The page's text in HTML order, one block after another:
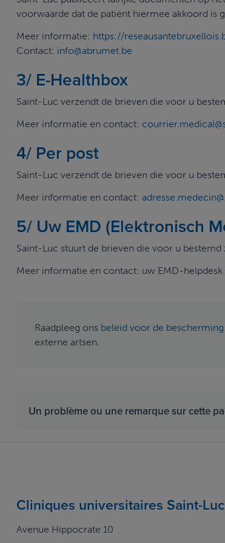
voorwaarde dat de patiënt hiermee akkoord is
Meer informatie: https://
Contact: info@abrumet.be
3/ E-Healthbox
Saint-Luc verzendt de brieven die voor u
Meer informatie en contact: courrier.medical
4/ Per post
Saint-Luc verzendt de brieven die voor u
Meer informatie en contact: adresse.medecin
5/ Uw EMD (Elektronisch
Saint-Luc stuurt de brieven die voor u
Meer informatie en contact: uw EMD-helpdesk
Raadpleeg ons beleid voor de
externe artsen.
Un problème ou une remarque sur cette
Cliniques universitaires Saint-Luc
Avenue Hippocrate 10